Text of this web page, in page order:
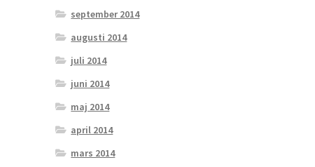
september 2014
augusti 2014
juli 2014
juni 2014
maj 2014
april 2014
mars 2014